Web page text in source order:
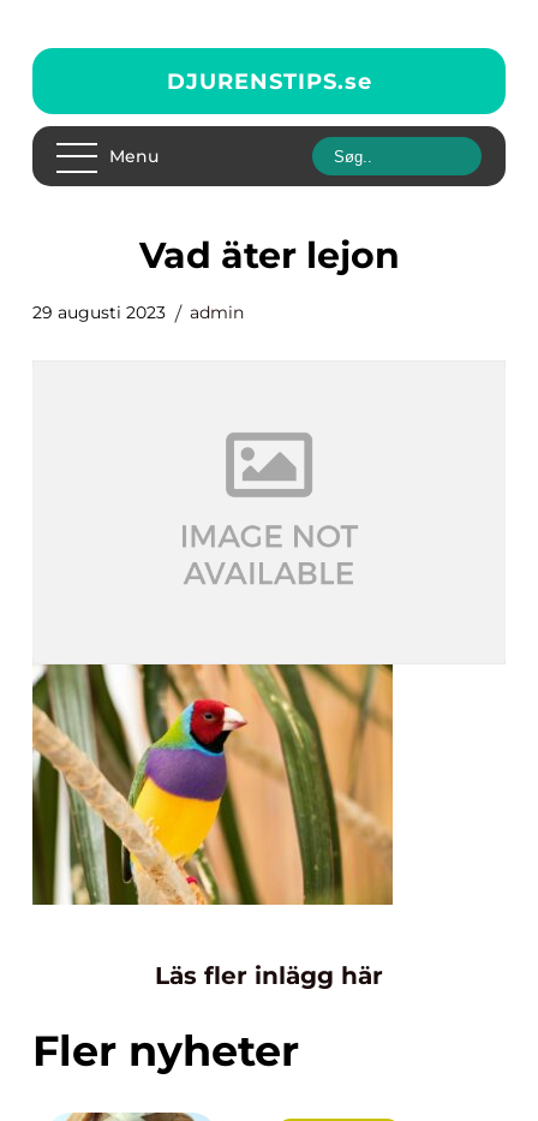
DJURENSTIPS.se
Menu
vad äter lejon
29 augusti 2023 admin
Läs fler inlägg här
Fler nyheter